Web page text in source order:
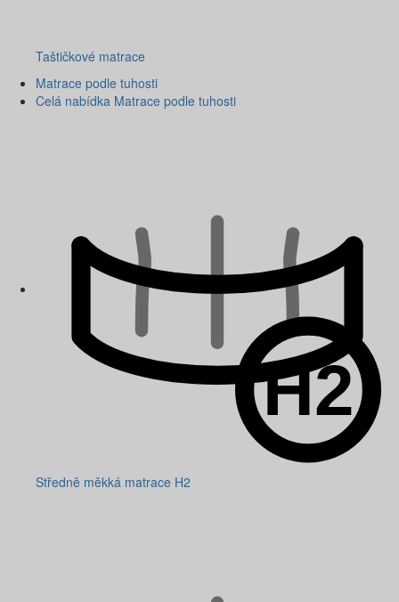
Taštičkové matrace
Matrace podle tuhosti
Celá nabídka Matrace podle tuhosti
Středně měkká matrace H2